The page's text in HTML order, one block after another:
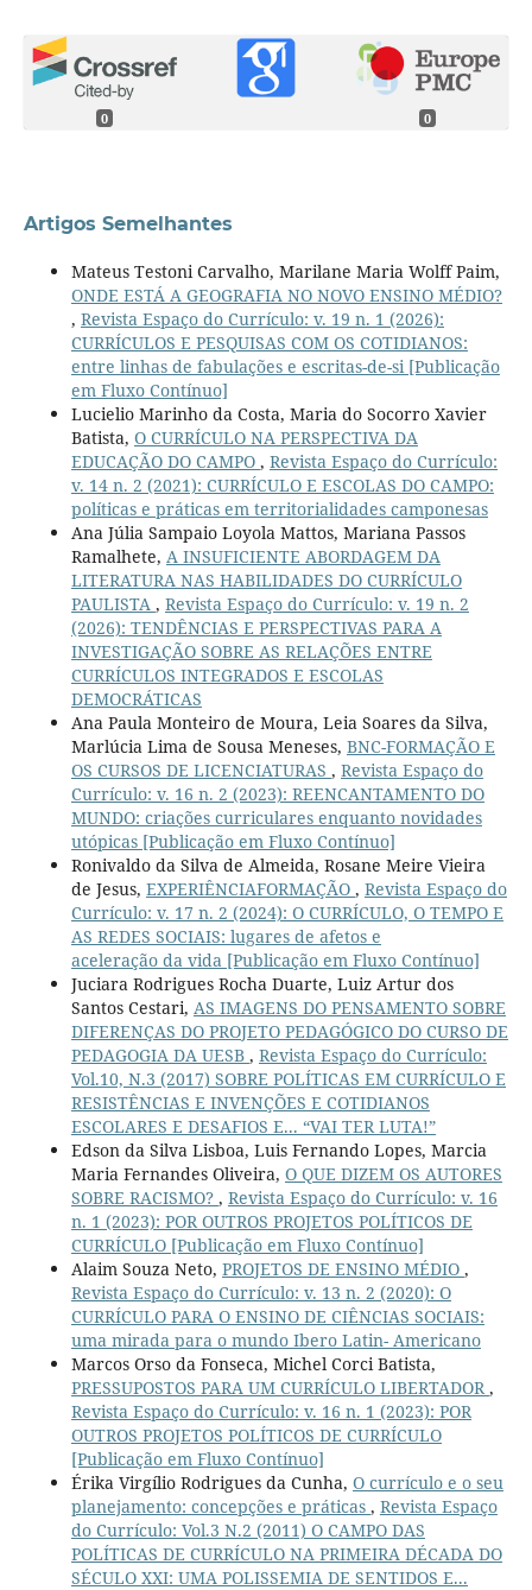
0 0
Artigos Semelhantes
Mateus Testoni Carvalho, Marilane Maria Wolff Paim,
ONDE ESTÁ A GEOGRAFIA NO NOVO ENSINO MÉDIO?
, Revista Espaço do Currículo: v. 19 n. 1 (2026):
CURRÍCULOS E PESQUISAS COM OS COTIDIANOS:
entre linhas de fabulações e escritas-de-si [Publicação
em Fluxo Contínuo]
Lucielio Marinho da Costa, Maria do Socorro Xavier
Batista, O CURRÍCULO NA PERSPECTIVA DA
EDUCAÇÃO DO CAMPO , Revista Espaço do Currículo:
v. 14 n. 2 (2021): CURRÍCULO E ESCOLAS DO CAMPO:
políticas e práticas em territorialidades camponesas
Ana Júlia Sampaio Loyola Mattos, Mariana Passos
Ramalhete, A INSUFICIENTE ABORDAGEM DA
LITERATURA NAS HABILIDADES DO CURRÍCULO
PAULISTA , Revista Espaço do Currículo: v. 19 n. 2
(2026): TENDÊNCIAS E PERSPECTIVAS PARA A
INVESTIGAÇÃO SOBRE AS RELAÇÕES ENTRE
CURRÍCULOS INTEGRADOS E ESCOLAS
DEMOCRÁTICAS
Ana Paula Monteiro de Moura, Leia Soares da Silva,
Marlúcia Lima de Sousa Meneses, BNC-FORMAÇÃO E
OS CURSOS DE LICENCIATURAS , Revista Espaço do
Currículo: v. 16 n. 2 (2023): REENCANTAMENTO DO
MUNDO: criações curriculares enquanto novidades
utópicas [Publicação em Fluxo Contínuo]
Ronivaldo da Silva de Almeida, Rosane Meire Vieira
de Jesus, EXPERIÊNCIAFORMAÇÃO , Revista Espaço do
Currículo: v. 17 n. 2 (2024): O CURRÍCULO, O TEMPO E
AS REDES SOCIAIS: lugares de afetos e
aceleração da vida [Publicação em Fluxo Contínuo]
Juciara Rodrigues Rocha Duarte, Luiz Artur dos
Santos Cestari, AS IMAGENS DO PENSAMENTO SOBRE
DIFERENÇAS DO PROJETO PEDAGÓGICO DO CURSO DE
PEDAGOGIA DA UESB , Revista Espaço do Currículo:
Vol.10, N.3 (2017) SOBRE POLÍTICAS EM CURRÍCULO E
RESISTÊNCIAS E INVENÇÕES E COTIDIANOS
ESCOLARES E DESAFIOS E... “VAI TER LUTA!”
Edson da Silva Lisboa, Luis Fernando Lopes, Marcia
Maria Fernandes Oliveira, O QUE DIZEM OS AUTORES
SOBRE RACISMO? , Revista Espaço do Currículo: v. 16
n. 1 (2023): POR OUTROS PROJETOS POLÍTICOS DE
CURRÍCULO [Publicação em Fluxo Contínuo]
Alaim Souza Neto, PROJETOS DE ENSINO MÉDIO ,
Revista Espaço do Currículo: v. 13 n. 2 (2020): O
CURRÍCULO PARA O ENSINO DE CIÊNCIAS SOCIAIS:
uma mirada para o mundo Ibero Latin- Americano
Marcos Orso da Fonseca, Michel Corci Batista,
PRESSUPOSTOS PARA UM CURRÍCULO LIBERTADOR ,
Revista Espaço do Currículo: v. 16 n. 1 (2023): POR
OUTROS PROJETOS POLÍTICOS DE CURRÍCULO
[Publicação em Fluxo Contínuo]
Érika Virgílio Rodrigues da Cunha, O currículo e o seu
planejamento: concepções e práticas , Revista Espaço
do Currículo: Vol.3 N.2 (2011) O CAMPO DAS
POLÍTICAS DE CURRÍCULO NA PRIMEIRA DÉCADA DO
SÉCULO XXI: UMA POLISSEMIA DE SENTIDOS E...